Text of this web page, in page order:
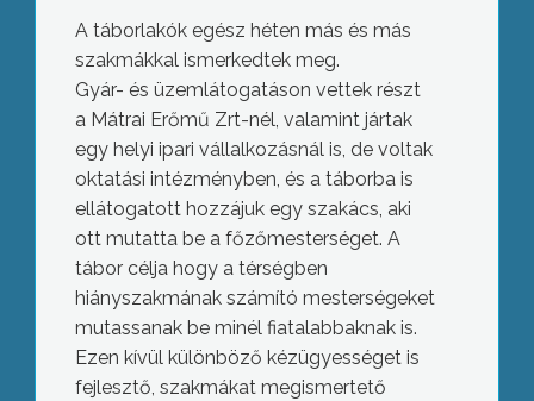
A táborlakók egész héten más és más
szakmákkal ismerkedtek meg.
Gyár- és üzemlátogatáson vettek részt
a Mátrai Erőmű Zrt-nél, valamint jártak
egy helyi ipari vállalkozásnál is, de voltak
oktatási intézményben, és a táborba is
ellátogatott hozzájuk egy szakács, aki
ott mutatta be a főzőmesterséget. A
tábor célja hogy a térségben
hiányszakmának számító mesterségeket
mutassanak be minél fiatalabbaknak is.
Ezen kívül különböző kézügyességet is
fejlesztő, szakmákat megismertető